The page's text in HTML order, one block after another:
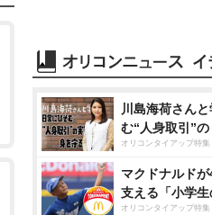
川島海荷さん
む“人身取引”
オリコンタイアップ特集
マクドナルド
支える「小学生
オリコンタイアップ特集